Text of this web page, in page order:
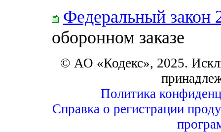
Федеральный закон
оборонном заказе
© АО «Кодекс», 2025.
Политика
Справка о регистрации